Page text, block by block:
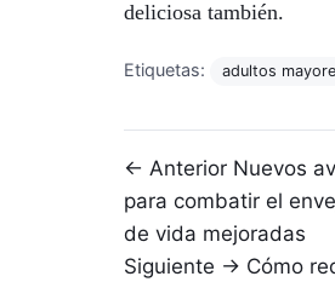
deliciosa también.
Etiquetas: adultos
Navegación
← Anterior Nuevos
para combatir el
de vida mejoradas
Siguiente → Cómo